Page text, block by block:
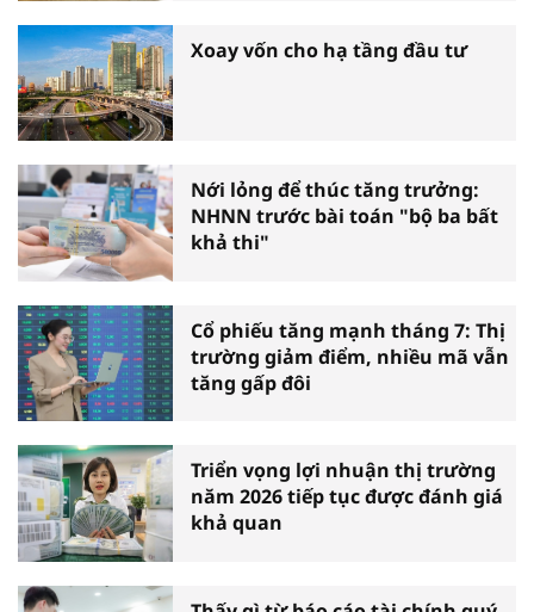
Xoay vốn cho hạ tầng đầu tư
Nới lỏng để thúc tăng trưởng:
NHNN trước bài toán "bộ ba bất
khả thi"
Cổ phiếu tăng mạnh tháng 7: Thị
trường giảm điểm, nhiều mã vẫn
tăng gấp đôi
Triển vọng lợi nhuận thị trường
năm 2026 tiếp tục được đánh giá
khả quan